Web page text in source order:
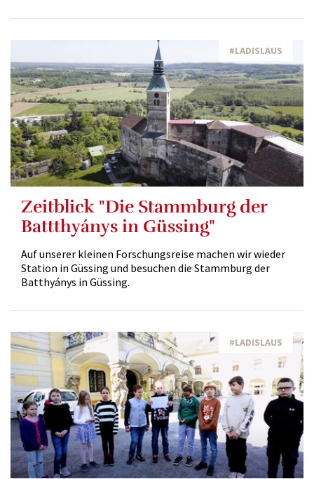
#LADISLAUS
Zeitblick "Die Stammburg der
Battthyánys in Güssing"
Auf unserer kleinen Forschungsreise machen wir wieder
Station in Güssing und besuchen die Stammburg der
Batthyánys in Güssing.
#LADISLAUS